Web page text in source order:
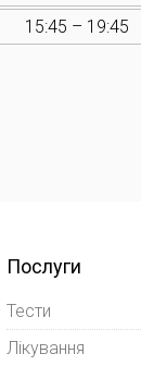
15:45 – 19:45
Послуги
Тести
Лікування